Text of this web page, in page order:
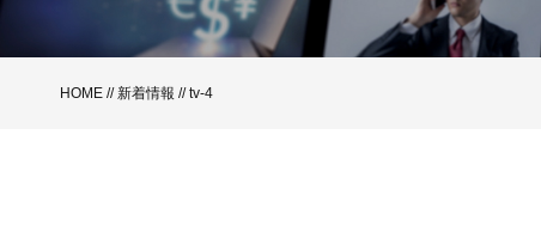
HOME //新着情報 // tv-4